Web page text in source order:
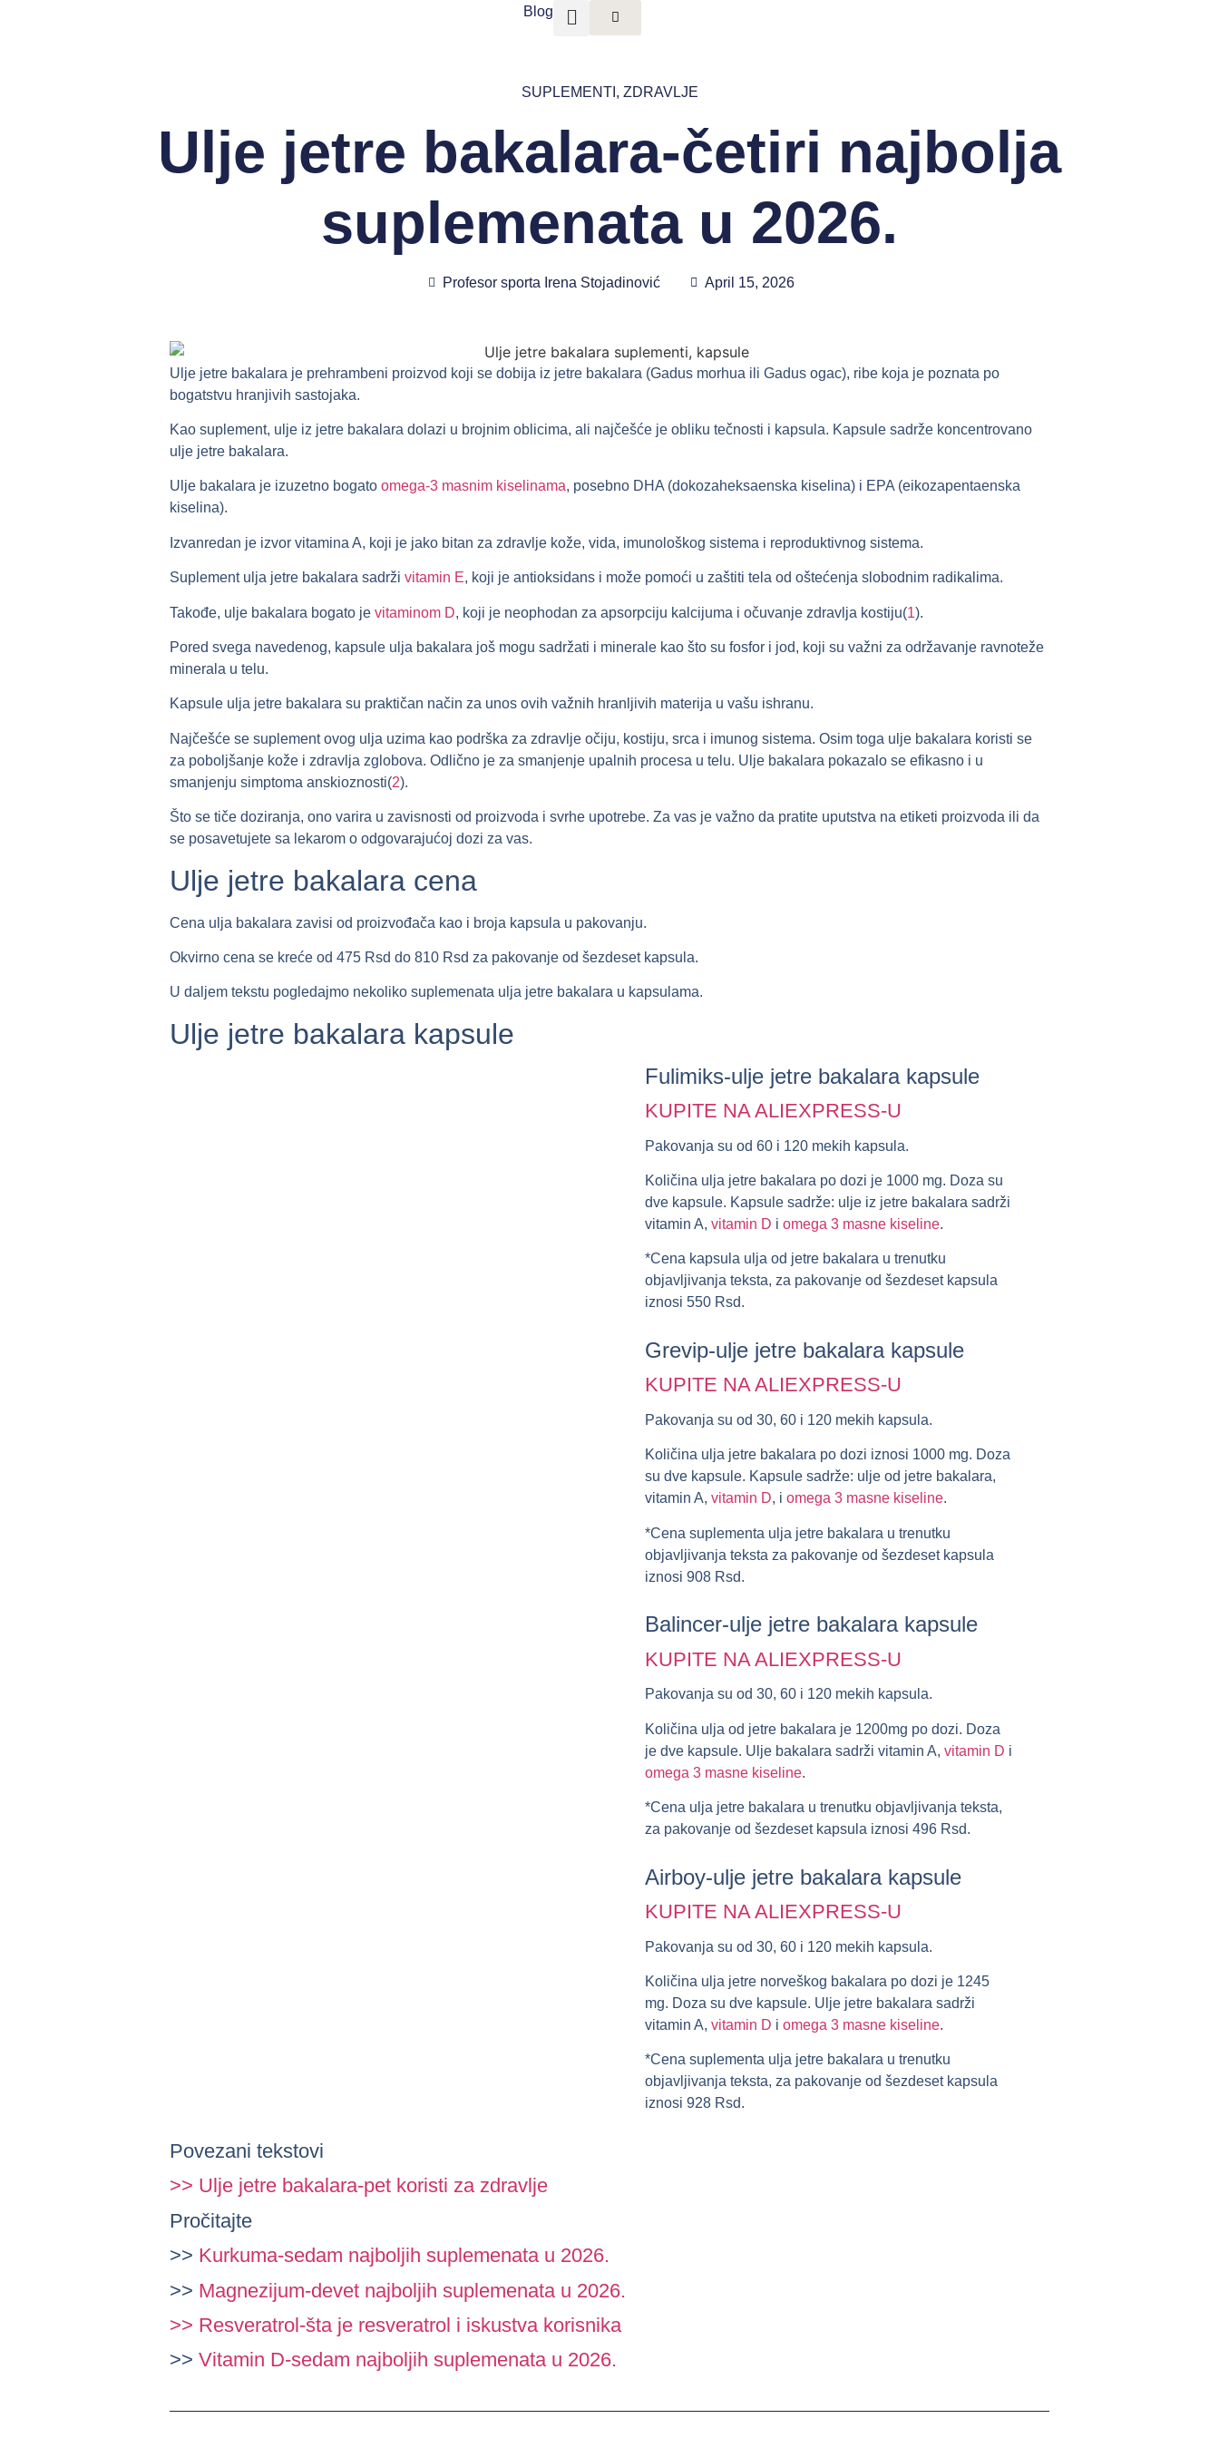
Blog
SUPLEMENTI , ZDRAVLJE
Ulje jetre bakalara-četiri najbolja
suplemenata u 2026.
Profesor sporta Irena Stojadinović April 15, 2026
Ulje jetre bakalara je prehrambeni proizvod koji se dobija iz jetre bakalara (Gadus morhua ili Gadus ogac), ribe koja je poznata po
bogatstvu hranjivih sastojaka.
Kao suplement, ulje iz jetre bakalara dolazi u brojnim oblicima, ali najčešće je obliku tečnosti i kapsula. Kapsule sadrže koncentrovano
ulje jetre bakalara.
Ulje bakalara je izuzetno bogato omega-3 masnim kiselinama, posebno DHA (dokozaheksaenska kiselina) i EPA (eikozapentaenska
kiselina).
Izvanredan je izvor vitamina A, koji je jako bitan za zdravlje kože, vida, imunološkog sistema i reproduktivnog sistema.
Suplement ulja jetre bakalara sadrži vitamin E, koji je antioksidans i može pomoći u zaštiti tela od oštećenja slobodnim radikalima.
Takođe, ulje bakalara bogato je vitaminom D, koji je neophodan za apsorpciju kalcijuma i očuvanje zdravlja kostiju(1).
Pored svega navedenog, kapsule ulja bakalara još mogu sadržati i minerale kao što su fosfor i jod, koji su važni za održavanje ravnoteže
minerala u telu.
Kapsule ulja jetre bakalara su praktičan način za unos ovih važnih hranljivih materija u vašu ishranu.
Najčešće se suplement ovog ulja uzima kao podrška za zdravlje očiju, kostiju, srca i imunog sistema. Osim toga ulje bakalara koristi se
za poboljšanje kože i zdravlja zglobova. Odlično je za smanjenje upalnih procesa u telu. Ulje bakalara pokazalo se efikasno i u
smanjenju simptoma anskioznosti(2).
Što se tiče doziranja, ono varira u zavisnosti od proizvoda i svrhe upotrebe. Za vas je važno da pratite uputstva na etiketi proizvoda ili da
se posavetujete sa lekarom o odgovarajućoj dozi za vas.
Ulje jetre bakalara cena
Cena ulja bakalara zavisi od proizvođača kao i broja kapsula u pakovanju.
Okvirno cena se kreće od 475 Rsd do 810 Rsd za pakovanje od šezdeset kapsula.
U daljem tekstu pogledajmo nekoliko suplemenata ulja jetre bakalara u kapsulama.
Ulje jetre bakalara kapsule
Fulimiks-ulje jetre bakalara kapsule
KUPITE NA ALIEXPRESS-U
Pakovanja su od 60 i 120 mekih kapsula.
Količina ulja jetre bakalara po dozi je 1000 mg. Doza su
dve kapsule. Kapsule sadrže: ulje iz jetre bakalara sadrži
vitamin A, vitamin D i omega 3 masne kiseline.
*Cena kapsula ulja od jetre bakalara u trenutku
objavljivanja teksta, za pakovanje od šezdeset kapsula
iznosi 550 Rsd.
Grevip-ulje jetre bakalara kapsule
KUPITE NA ALIEXPRESS-U
Pakovanja su od 30, 60 i 120 mekih kapsula.
Količina ulja jetre bakalara po dozi iznosi 1000 mg. Doza
su dve kapsule. Kapsule sadrže: ulje od jetre bakalara,
vitamin A, vitamin D, i omega 3 masne kiseline.
*Cena suplementa ulja jetre bakalara u trenutku
objavljivanja teksta za pakovanje od šezdeset kapsula
iznosi 908 Rsd.
Balincer-ulje jetre bakalara kapsule
KUPITE NA ALIEXPRESS-U
Pakovanja su od 30, 60 i 120 mekih kapsula.
Količina ulja od jetre bakalara je 1200mg po dozi. Doza
je dve kapsule. Ulje bakalara sadrži vitamin A, vitamin D i
omega 3 masne kiseline.
*Cena ulja jetre bakalara u trenutku objavljivanja teksta,
za pakovanje od šezdeset kapsula iznosi 496 Rsd.
Airboy-ulje jetre bakalara kapsule
KUPITE NA ALIEXPRESS-U
Pakovanja su od 30, 60 i 120 mekih kapsula.
Količina ulja jetre norveškog bakalara po dozi je 1245
mg. Doza su dve kapsule. Ulje jetre bakalara sadrži
vitamin A, vitamin D i omega 3 masne kiseline.
*Cena suplementa ulja jetre bakalara u trenutku
objavljivanja teksta, za pakovanje od šezdeset kapsula
iznosi 928 Rsd.
Povezani tekstovi
>> Ulje jetre bakalara-pet koristi za zdravlje
Pročitajte
>> Kurkuma-sedam najboljih suplemenata u 2026.
>> Magnezijum-devet najboljih suplemenata u 2026.
>> Resveratrol-šta je resveratrol i iskustva korisnika
>> Vitamin D-sedam najboljih suplemenata u 2026.